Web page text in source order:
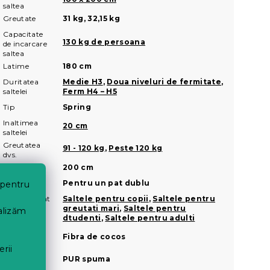
saltea
Greutate
31 kg, 32,15 kg
Capacitate
de incarcare
saltea
130 kg de persoana
Latime
180 cm
Duritatea
saltelei
Medie H3 , Doua niveluri de fermitate,
Ferm H4 – H5
Tip
Spring
Inaltimea
saltelei
20 cm
Greutatea
dvs.
91 - 120 kg , Peste 120 kg
200 cm
Marime
Pentru un pat dublu
Recomandat
pentru
Saltele pentru copii , Saltele pentru
greutati mari, Saltele pentru
dtudenti , Saltele pentru adulti
Fibra de cocos
PUR spuma